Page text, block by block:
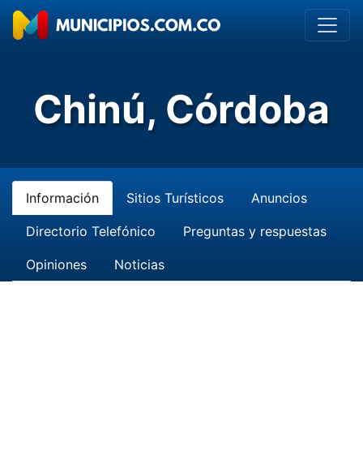
Chinú, Córdoba
Información Sitios Turísticos Anuncios
Directorio Telefónico Preguntas y respuestas
Opiniones Noticias